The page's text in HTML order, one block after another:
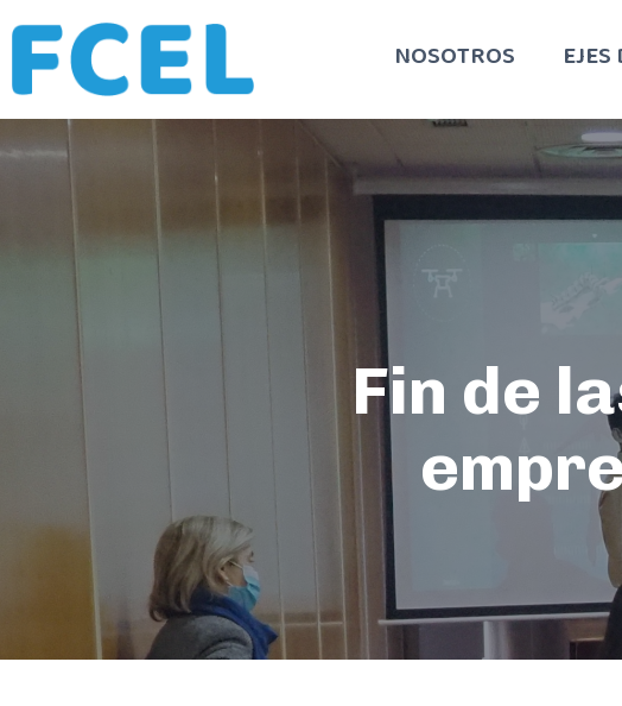
NOSOTROS
Fin de